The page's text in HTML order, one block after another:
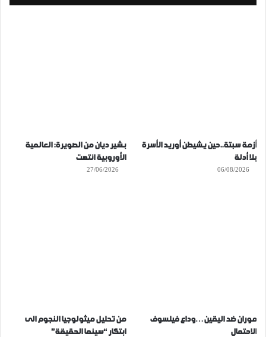
أزمة سبتة..حين يشيطن أوريد الأسرة
بلا أدلة
06/08/2026
بشير ديان من الصويرة: العالمية
الأوروبية انتهت
27/06/2026
موران ضد اليقين…وداع فيلسوف
الاحتمال
من تحليل ميثولوجيا النجوم الى
ابتكار “سينما الحقيقة”